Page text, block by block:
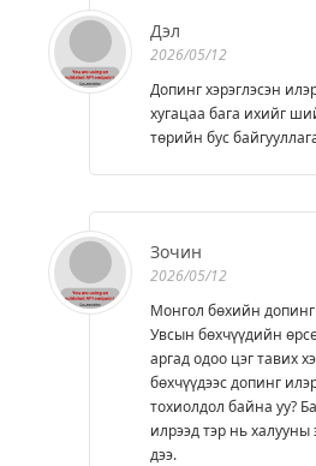
Дэл
2026/05/12
Допинг хэрэглэсэн
хугацаа бага ихийг
төрийн бус
Зочин
2026/05/12
Монгол бөхийн
Увсын бөхчүүдийн
аргад одоо цэг тавих
бөхчүүдээс допинг
тохиолдол байна уу?
илрээд тэр нь
дээ.